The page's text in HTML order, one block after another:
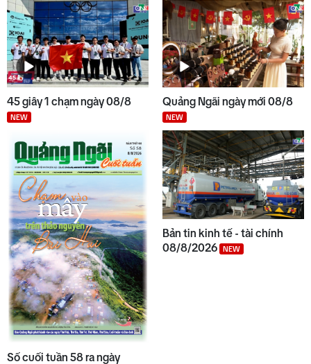
45 giây 1 chạm ngày 08/8
NEW
Quảng Ngãi ngày mới 08/8
NEW
Số cuối tuần 58 ra ngày
Bản tin kinh tế - tài chính
08/8/2026
NEW